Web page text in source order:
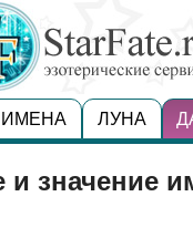
ИМЕНА ЛУНА
и значение